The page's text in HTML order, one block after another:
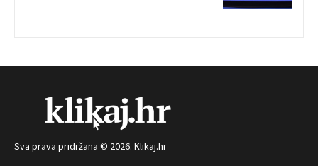
Sva prava pridržana © 2026. Klikaj.hr